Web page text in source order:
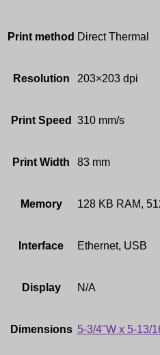
Print method Direct Thermal
Resolution 203×203 dpi
Print Speed 310 mm/s
Print Width 83 mm
Memory 128 KB RAM,
Interface Ethernet, USB
Display N/A
Dimensions 5-3/4"W x 5-13/